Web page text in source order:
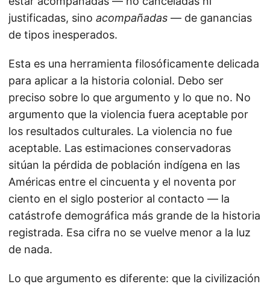
justificadas, sino acompañadas — de ganancias
de tipos inesperados.
Esta es una herramienta filosóficamente delicada
para aplicar a la historia colonial. Debo ser
preciso sobre lo que argumento y lo que no. No
argumento que la violencia fuera aceptable por
los resultados culturales. La violencia no fue
aceptable. Las estimaciones conservadoras
sitúan la pérdida de población indígena en las
Américas entre el cincuenta y el noventa por
ciento en el siglo posterior al contacto — la
catástrofe demográfica más grande de la historia
registrada. Esa cifra no se vuelve menor a la luz
de nada.
Lo que argumento es diferente: que la civilización